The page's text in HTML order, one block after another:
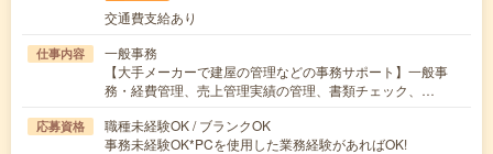
交通費支給あり
仕事内容
一般事務
【大手メーカーで建屋の管理などの事務サポート】一般事
務・経費管理、売上管理実績の管理、書類チェック、…
応募資格
職種未経験OK / ブランクOK
事務未経験OK*PCを使用した業務経験があればOK!